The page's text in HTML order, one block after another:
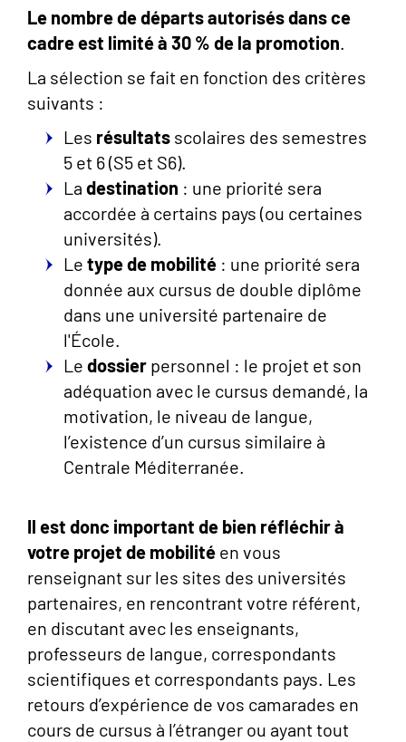
Le nombre de départs autorisés dans ce
cadre est limitéà 30 % de la promotion.
La sélection se fait en fonction des critères
suivants :
Les résultats scolaires des semestres
5 et 6 (S5 et S6).
La destination : une priorité sera
accordée à certains pays (ou certaines
universités).
Le type de mobilité : une priorité sera
donnée aux cursus de double diplôme
dans une université partenaire de
l'École.
Le dossier personnel : le projet et son
adéquation avec le cursus demandé, la
motivation, le niveau de langue,
l’existence d’un cursus similaire à
Centrale Méditerranée.
Il est donc important de bien réfléchir à
votre projet de mobilité en vous
renseignant sur les sites des universités
partenaires, en rencontrant votre référent,
en discutant avec les enseignants,
professeurs de langue, correspondants
scientifiques et correspondants pays. Les
retours d’expérience de vos camarades en
cours de cursus à l’étranger ou ayant tout